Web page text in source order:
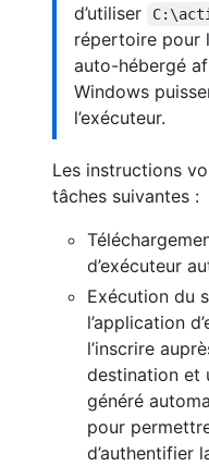
d’utiliser
répertoire pour
auto-hébergé
Windows
l’exécuteur.
Les instructions
tâches suivantes :
d’exécuteur
Exécution du
l’application
l’inscrire
destination et
généré
pour
d’authentifier